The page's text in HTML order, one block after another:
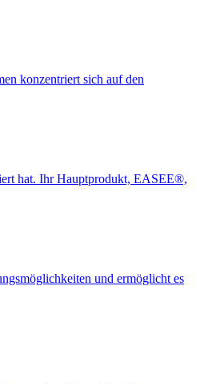
konzentriert sich auf den
hat. Ihr Hauptprodukt, EASEE®,
und ermöglicht es